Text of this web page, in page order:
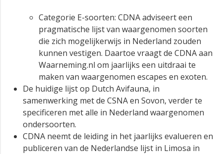
Categorie E-soorten: CDNA adviseert een
pragmatische lijst van waargenomen soorten
die zich mogelijkerwijs in Nederland zouden
kunnen vestigen. Daartoe vraagt de CDNA aan
Waarneming.nl om jaarlijks een uitdraai te
maken van waargenomen escapes en exoten.
De huidige lijst op Dutch Avifauna, in
samenwerking met de CSNA en Sovon, verder te
specificeren met alle in Nederland waargenomen
ondersoorten.
CDNA neemt de leiding in het jaarlijks evalueren en
publiceren van de Nederlandse lijst in Limosa in